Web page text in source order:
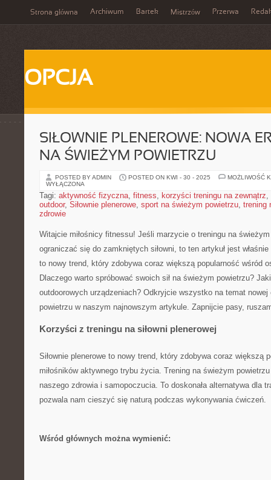
Strona główna Archiwum Bartek Mistrzów Przerwa
OPCJA
SIŁOWNIE PLENEROWE: NOWA
NA ŚWIEŻYM POWIETRZU
POSTED BY ADMIN POSTED ON KWI - 30 - 2025
MOŻLIWOŚĆ
WYŁĄCZONA
Tagi: aktywność fizyczna, fitness, korzyści treningu na zewnątrz,
outdoor, Siłownie plenerowe, sport na świeżym powietrzu, trening
zdrowie
Witajcie miłośnicy⁢ fitnessu! Jeśli marzycie‌ o treningu‌ na
ograniczać się do ‌zamkniętych siłowni, to ten ⁣artykuł jest
to⁢ nowy trend, który zdobywa coraz ⁤większą popularność⁢ wśród
Dlaczego warto spróbować‍ swoich sił na świeżym powietrzu?
outdoorowych⁤ urządzeniach? Odkryjcie⁤ wszystko na temat
powietrzu w naszym najnowszym artykule. ⁤Zapnijcie pasy,
Korzyści z treningu na siłowni plenerowej
Siłownie plenerowe to nowy trend, który⁣ zdobywa coraz większą⁣
miłośników aktywnego trybu ‌życia. Trening⁣ na świeżym
naszego‍ zdrowia​ i samopoczucia. To doskonała alternatywa dla
⁤pozwala nam cieszyć się naturą podczas wykonywania ​ćwiczeń.
Wśród ⁢głównych można wymienić: